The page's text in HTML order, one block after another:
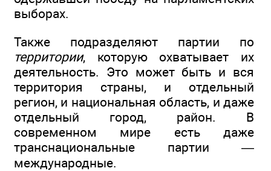
выборах.
Также подразделяют партии по
территории, которую охватывает их
деятельность. Это может быть и вся
территория страны, и отдельный
регион, и национальная область, и даже
отдельный город, район. В
современном мире есть даже
транснациональные партии —
международные.